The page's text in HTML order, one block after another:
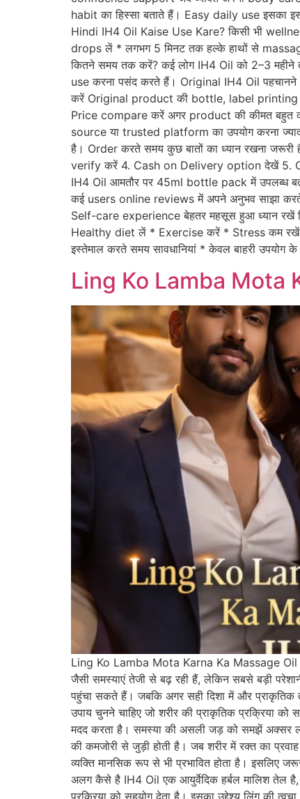
habit का हिस्सा बताते हैं। Easy daily use इसका
Hindi IH4 Oil Kaise Use Kare? किसी भी
drops लें * लगभग 5 मिनट तक हल्के हाथों से
कितने समय तक करें? कई लोग IH4 Oil को 2–3
use करना पसंद करते हैं। Original IH4 Oil
करें Original product की bottle, label printing
Price compare करें अगर product की कीमत बहुत
source या trusted platform का उपयोग करना
है। Order करते समय कुछ बातों का ध्यान रखना
verify करें 4. Cash on Delivery option देखें
IH4 Oil आमतौर पर 45ml bottle pack में उपलब्ध
कई users online reviews में अपने अनुभव साझा
Self-care experience बेहतर महसूस हुआ ध्यान रखें
Healthy diet लें * Exercise करें * Stress कम रखें *
इस्तेमाल करते समय सावधानियां * केवल बाहरी
Ling Ko Lamba Mota
Ling Ko Lamba Mota Karna Ka Massage
जैसी समस्याएं तेजी से बढ़ रही हैं, लेकिन सबसे बड़ी
पहुंचा सकते हैं। जबकि अगर सही दिशा में और प्राकृतिक
उपाय चुनने चाहिए जो शरीर की प्राकृतिक प्रक्रिया
मदद करता है। समस्या की असली जड़ को समझें अक्सर
की कमजोरी से जुड़ी होती है। जब शरीर में रक्त का
व्यक्ति मानसिक रूप से भी प्रभावित होता है। इसलिए
अलग कैसे है IH4 Oil एक आयुर्वेदिक हर्बल मालिश तेल है,
प्रक्रिया को सहयोग देता है। इसका उद्देश्य लिंग की